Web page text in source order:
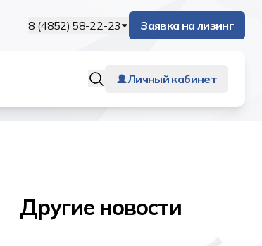
8 (4852) 58-22-23 Заявка на лизинг
Личный кабинет
Другие новости